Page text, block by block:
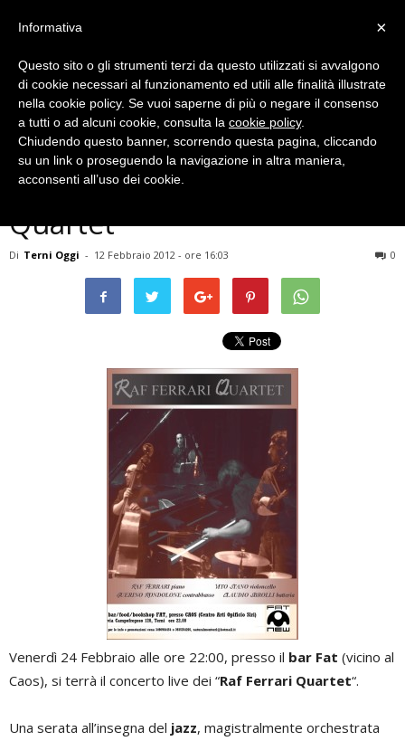
Eventi Archiviati
MUSICA – Raf Ferrari
Quartet
Di Terni Oggi - 12 Febbraio 2012 - ore 16:03 0
Venerdì 24 Febbraio alle ore 22:00, presso il bar Fat (vicino al
Caos), si terrà il concerto live dei “Raf Ferrari Quartet“.
Una serata all’insegna del jazz, magistralmente orchestrata
×
Informativa
Questo sito o gli strumenti terzi da questo utilizzati si avvalgono
di cookie necessari al funzionamento ed utili alle finalità illustrate
nella cookie policy. Se vuoi saperne di più o negare il consenso
a tutti o ad alcuni cookie, consulta la cookie policy.
Chiudendo questo banner, scorrendo questa pagina, cliccando
su un link o proseguendo la navigazione in altra maniera,
acconsenti all’uso dei cookie.